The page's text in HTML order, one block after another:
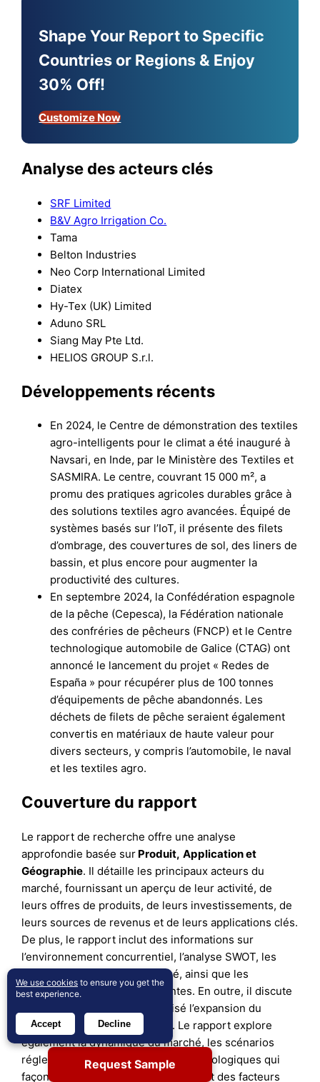
Shape Your Report to Specific
Countries or Regions & Enjoy
30% Off!
Customize Now
Analyse des acteurs clés
SRF Limited
B&V Agro Irrigation Co.
Tama
Belton Industries
Neo Corp International Limited
Diatex
Hy-Tex (UK) Limited
Aduno SRL
Siang May Pte Ltd.
HELIOS GROUP S.r.l.
Développements récents
En 2024, le Centre de démonstration des textiles
agro-intelligents pour le climat a été inauguré à
Navsari, en Inde, par le Ministère des Textiles et
SASMIRA. Le centre, couvrant 15 000 m², a
promu des pratiques agricoles durables grâce à
des solutions textiles agro avancées. Équipé de
systèmes basés sur l’IoT, il présente des filets
d’ombrage, des couvertures de sol, des liners de
bassin, et plus encore pour augmenter la
productivité des cultures.
En septembre 2024, la Confédération espagnole
de la pêche (Cepesca), la Fédération nationale
des confréries de pêcheurs (FNCP) et le Centre
technologique automobile de Galice (CTAG) ont
annoncé le lancement du projet « Redes de
España » pour récupérer plus de 100 tonnes
d’équipements de pêche abandonnés. Les
déchets de filets de pêche seraient également
convertis en matériaux de haute valeur pour
divers secteurs, y compris l’automobile, le naval
et les textiles agro.
Couverture du rapport
Le rapport de recherche offre une analyse
approfondie basée sur Produit, Applicationet
Géographie. Il détaille les principaux acteurs du
marché, fournissant un aperçu de leur activité, de
leurs offres de produits, de leurs investissements, de
leurs sources de revenus et de leurs applications clés.
De plus, le rapport inclut des informations sur
l’environnement concurrentiel, l’analyse SWOT, les
tendances actuelles du marché, ainsi que les
principaux moteurs et contraintes. En outre, il discute
de divers facteurs ayant favorisé l’expansion du
marché ces dernières années. Le rapport explore
également la dynamique du marché, les scénarios
réglementaires et les avancées technologiques qui
façonnent l’industrie. Il évalue l’impact des facteurs
Request Sample
We use cookies to ensure you get the
best experience.
Accept Decline